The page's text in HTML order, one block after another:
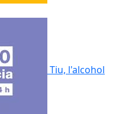
Tiu, l'alcohol